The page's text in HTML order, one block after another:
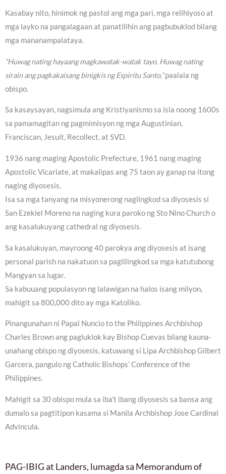
Kasabay nito, hinimok ng pastol ang mga pari, mga relihiyoso at
mga layko na pangalagaan at panatilihin ang pagbubuklod bilang
mga mananampalataya.
“Huwag nating hayaang magkawatak-watak tayo. Huwag nating
sirain ang pagkakaisang binigkis ng Espiritu Santo,”paalala ng
obispo.
Sa kasaysayan, nagsimula ang Kristiyanismo sa isla noong 1600s
sa pamamagitan ng pagmimisyon ng mga Augustinian,
Franciscan, Jesuit, Recollect, at SVD.
1936 nang maging Apostolic Prefecture, 1961 nang maging
Apostolic Vicariate, at makalipas ang 75 taon ay ganap na itong
naging diyosesis.
Isa sa mga tanyang na misyonerong naglingkod sa diyosesis si
San Ezekiel Moreno na naging kura paroko ng Sto Nino Church o
ang kasalukuyang cathedral ng diyosesis.
Sa kasalukuyan, mayroong 40 parokya ang diyosesis at isang
personal parish na nakatuon sa paglilingkod sa mga katutubong
Mangyan sa lugar.
Sa kabuuang populasyon ng lalawigan na halos isang milyon,
mahigit sa 800,000 dito ay mga Katoliko.
Pinangunahan ni Papal Nuncio to the Philippines Archbishop
Charles Brown ang pagluklok kay Bishop Cuevas bilang kauna-
unahang obispo ng diyosesis, katuwang si Lipa Archbishop Gilbert
Garcera, pangulo ng Catholic Bishops’ Conference of the
Philippines.
Mahigit sa 30 obispo mula sa iba’t ibang diyosesis sa bansa ang
dumalo sa pagtitipon kasama si Manila Archbishop Jose Cardinal
Advincula.
PAG-IBIG at Landers, lumagda sa Memorandum of